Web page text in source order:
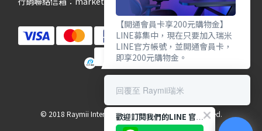
© 2018 Raymii International Limited. All Rights Reserved.
【開通會員卡享200元購物金】
LINE募集中，現在只要加入瑞米
LINE官方帳號，並開通會員卡，
即享200元購物金。
回覆至 Raymii瑞米
歡迎訂閱我們的LINE 官方帳號